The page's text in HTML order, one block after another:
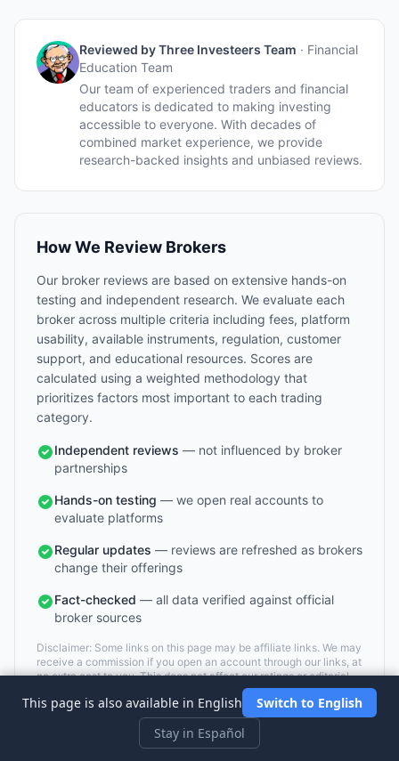
Reviewed byThree Investeers Team · Financial
Education Team
Our team of experienced traders and financial
educators is dedicated to making investing
accessible to everyone. With decades of
combined market experience, we provide
research-backed insights and unbiased reviews.
How We Review Brokers
Our broker reviews are based on extensive hands-on
testing and independent research. We evaluate each
broker across multiple criteria including fees, platform
usability, available instruments, regulation, customer
support, and educational resources. Scores are
calculated using a weighted methodology that
prioritizes factors most important to each trading
category.
Independent reviews — not influenced by broker
partnerships
Hands-on testing — we open real accounts to
evaluate platforms
Regular updates — reviews are refreshed as brokers
change their offerings
Fact-checked — all data verified against official
broker sources
Disclaimer: Some links on this page may be affiliate links. We may
receive a commission if you open an account through our links, at
no extra cost to you. This does not affect our ratings or editorial
This page is also available in English
Switch to English
Stay in Español